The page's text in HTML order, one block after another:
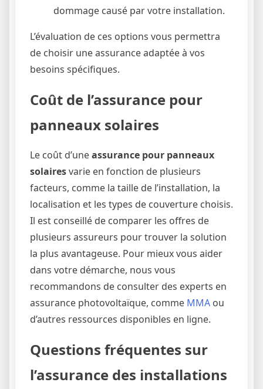
dommage causé par votre installation.
L’évaluation de ces options vous permettra
de choisir une assurance adaptée à vos
besoins spécifiques.
Coût de l’assurance pour
panneaux solaires
Le coût d’uneassurance pour panneaux
solairesvarie en fonction de plusieurs
facteurs, comme la taille de l’installation, la
localisation et les types de couverture choisis.
Il est conseillé de comparer les offres de
plusieurs assureurs pour trouver la solution
la plus avantageuse. Pour mieux vous aider
dans votre démarche, nous vous
recommandons de consulter des experts en
assurance photovoltaïque, comme MMA ou
d’autres ressources disponibles en ligne.
Questions fréquentes sur
l’assurance des installations